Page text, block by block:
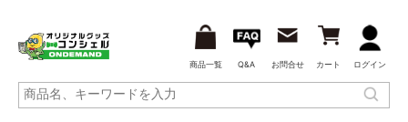
商品一覧 Q&A お問合せ カート ログイン